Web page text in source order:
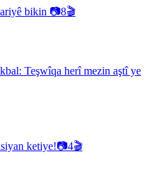
bikin 📷8🎬
Teşwîqa herî mezin aştî ye
ketiye!📷4🎬